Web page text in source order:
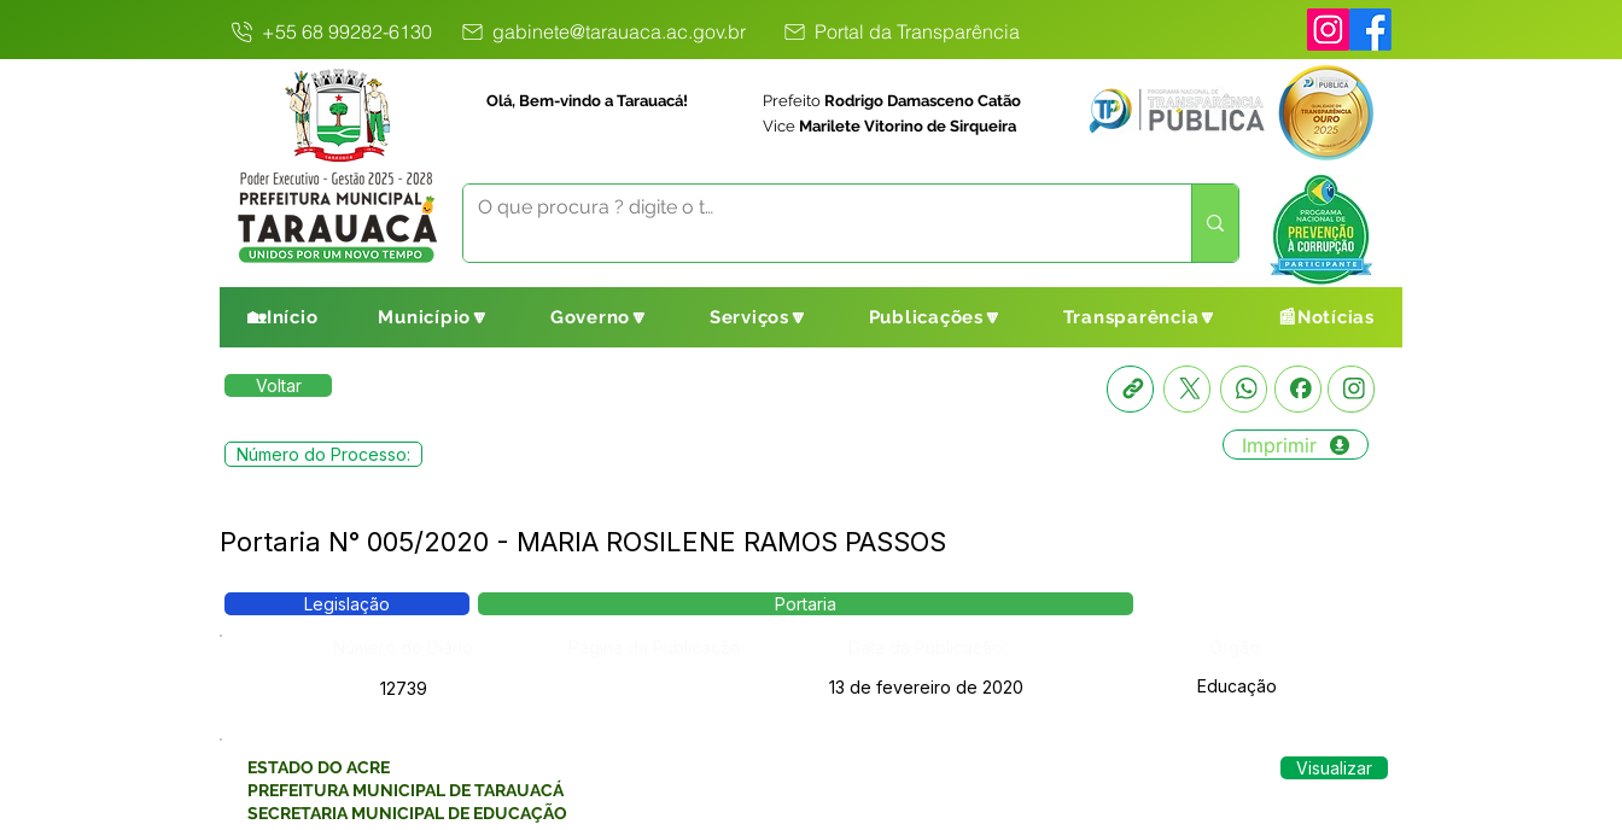
+55 68 99282-6130 gabinete@tarauaca.ac.gov.br Portal da Transparência
Olá, Bem-vindo a Tarauacá! Prefeito Rodrigo Damasceno Catão
Vice Marilete Vitorino de Sirqueira
🏡Início Município🔽 Governo🔽 Serviços🔽 Publicações🔽 Transparência🔽 📰Notícias
Voltar
Número do Processo: Imprimir
Portaria N° 005/2020 - MARIA ROSILENE RAMOS PASSOS
Legislação Portaria
12739
13 de fevereiro de 2020 Educação
ESTADO DO ACRE
PREFEITURA MUNICIPAL DE TARAUACÁ
SECRETARIA MUNICIPAL DE EDUCAÇÃO
Visualizar